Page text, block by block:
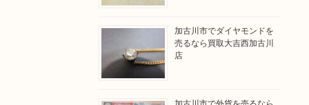
加古川市でダイヤモンドを
売るなら買取大吉西加古川
店